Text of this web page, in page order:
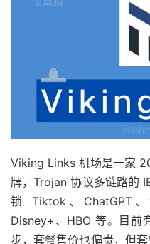
Viking Links 机场是一家
牌，Trojan 协议多链路的
锁 Tiktok、ChatGPT
Disney+、HBO 等。目前
步，套餐售价也偏贵，但